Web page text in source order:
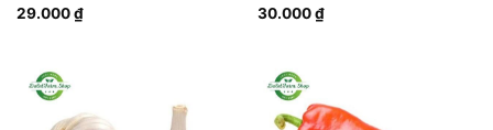
29.000₫ 30.000₫